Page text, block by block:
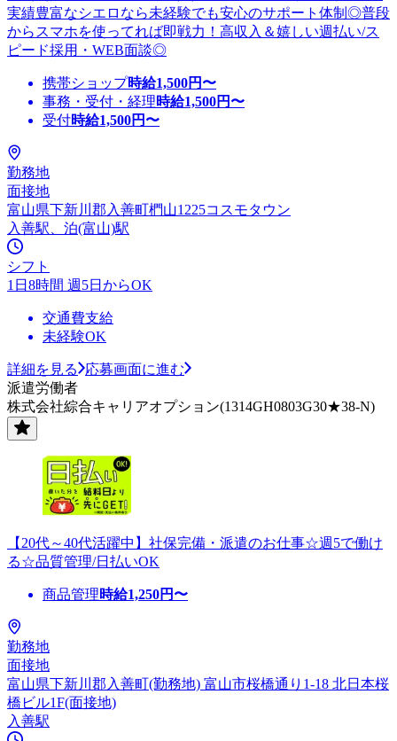
実績豊富なシエロなら未経験でも安心のサポート体制◎普段
からスマホを使ってれば即戦力！高収入＆嬉しい週払い/ス
ピード採用・WEB面談◎
携帯ショップ時給1,500円〜
事務・受付・経理時給1,500円〜
受付時給1,500円〜
勤務地
面接地
富山県下新川郡入善町椚山1225コスモタウン
入善駅、泊(富山)駅
シフト
1日8時間 週5日からOK
交通費支給
未経験OK
詳細を見る
応募画面に進む
派遣労働者
株式会社綜合キャリアオプション(1314GH0803G30★38-N)
【20代～40代活躍中】社保完備・派遣のお仕事☆週5で働け
る☆品質管理/日払いOK
商品管理時給1,250円〜
勤務地
面接地
富山県下新川郡入善町(勤務地) 富山市桜橋通り1-18 北日本桜
橋ビル1F(面接地)
入善駅